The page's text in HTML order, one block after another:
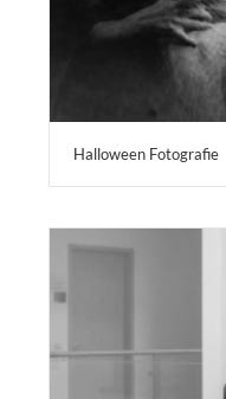
Halloween Fotografie